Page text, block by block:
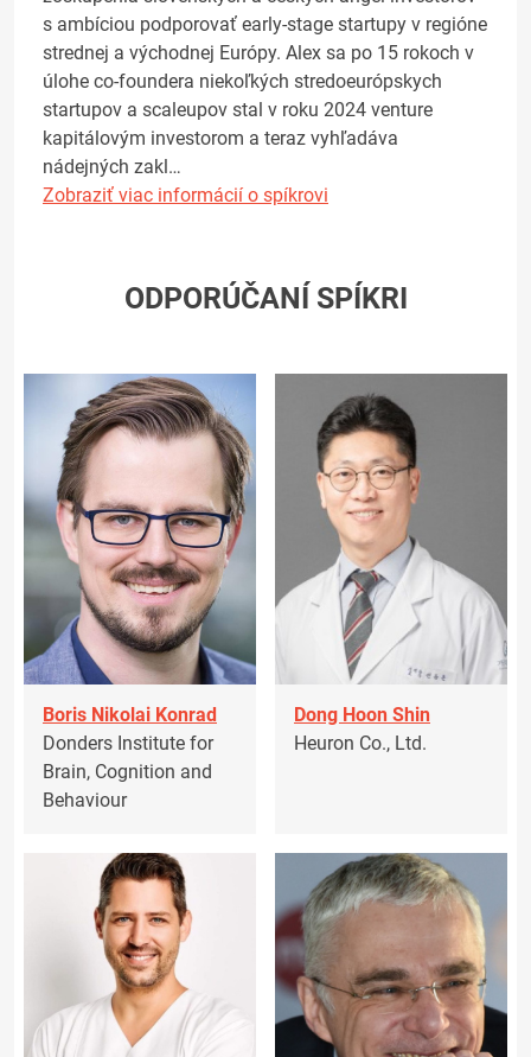
s ambíciou podporovať early-stage startupy v regióne
strednej a východnej Európy. Alex sa po 15 rokoch v
úlohe co-foundera niekoľkých stredoeurópskych
startupov a scaleupov stal v roku 2024 venture
kapitálovým investorom a teraz vyhľadáva
nádejných zakl…
Zobraziť viac informácií o spíkrovi
ODPORÚČANÍ SPÍKRI
Boris Nikolai Konrad
Donders Institute for
Brain, Cognition and
Behaviour
Dong Hoon Shin
Heuron Co., Ltd.